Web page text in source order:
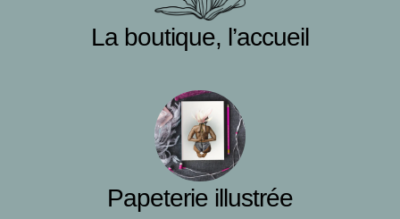
La boutique, l’accueil
Papeterie illustrée